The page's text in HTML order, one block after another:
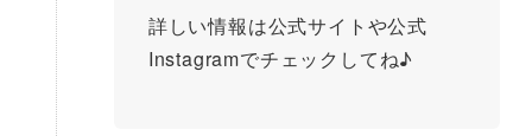
詳しい情報は公式サイトや公式
Instagramでチェックしてね♪